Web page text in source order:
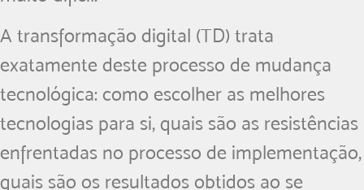
A transformação digital (TD) trata
exatamente deste processo de mudança
tecnológica: como escolher as melhores
tecnologias para si, quais são as resistências
enfrentadas no processo de implementação,
quais são os resultados obtidos ao se